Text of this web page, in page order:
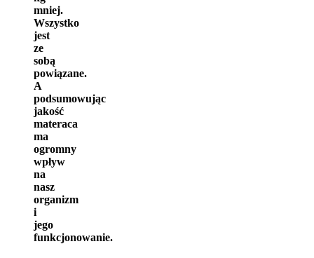
mniej.
Wszystko
jest
ze
sobą
powiązane.
A
podsumowując
jakość
materaca
ma
ogromny
wpływ
na
nasz
organizm
i
jego
funkcjonowanie.